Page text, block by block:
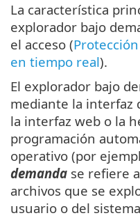
La característica
explorador bajo
el acceso (
en tiempo real).
El explorador bajo
mediante la interfaz
la interfaz web o la
programación
operativo (por
demanda se refiere
archivos que se
usuario o del